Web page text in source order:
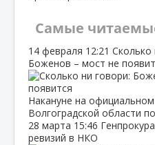
Самые
14 февраля 12:21 Сколько
Боженов – мост не
Накануне на
Волгоградской области
28 марта 15:46
ревизий в НКО